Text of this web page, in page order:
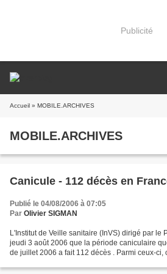
Publicité
Accueil » MOBILE.ARCHIVES
MOBILE.ARCHIVES
Canicule - 112 décès en
Publié le 04/08/2006 à 07:05
Par Olivier SIGMAN
L'Institut de Veille sanitaire (InVS) dirigé par le
jeudi 3 août 2006 que la période caniculaire
de juillet 2006 a fait 112 décès . Parmi ceux-